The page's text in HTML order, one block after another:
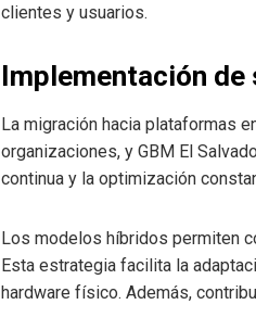
clientes y usuarios.
Implementación de
La migración hacia plataformas
organizaciones, y GBM El
continua y la optimización
Los modelos híbridos permiten
Esta estrategia facilita la
hardware físico. Además,